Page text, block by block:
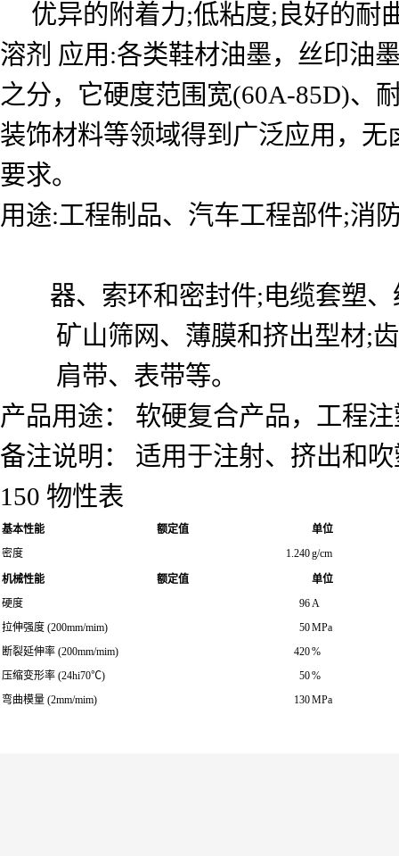
优异的附着力;低粘度;良好的耐
溶剂 应用:各类鞋材油墨，丝印油
之分，它硬度范围宽(60A-85D)、
装饰材料等领域得到广泛应用，
要求。
用途:工程制品、汽车工程部件;消
器、索环和密封件;电缆套塑、
矿山筛网、薄膜和挤出型材;齿
肩带、表带等。
产品用途： 软硬复合产品，工程
备注说明： 适用于注射、挤出和
150 物性表
基本性能 额定值
单位
密度
1.240g/cm
机械性能 额定值
单位
硬度
96A
拉伸强度 (200mm/mim)
50MPa
断裂延伸率 (200mm/mim)
420%
压缩变形率 (24hi70℃)
50%
弯曲模量 (2mm/mim)
130MPa